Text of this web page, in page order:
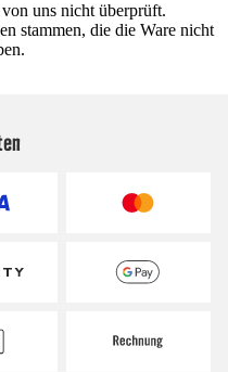
uns nicht überprüft.
stammen, die die Ware nicht